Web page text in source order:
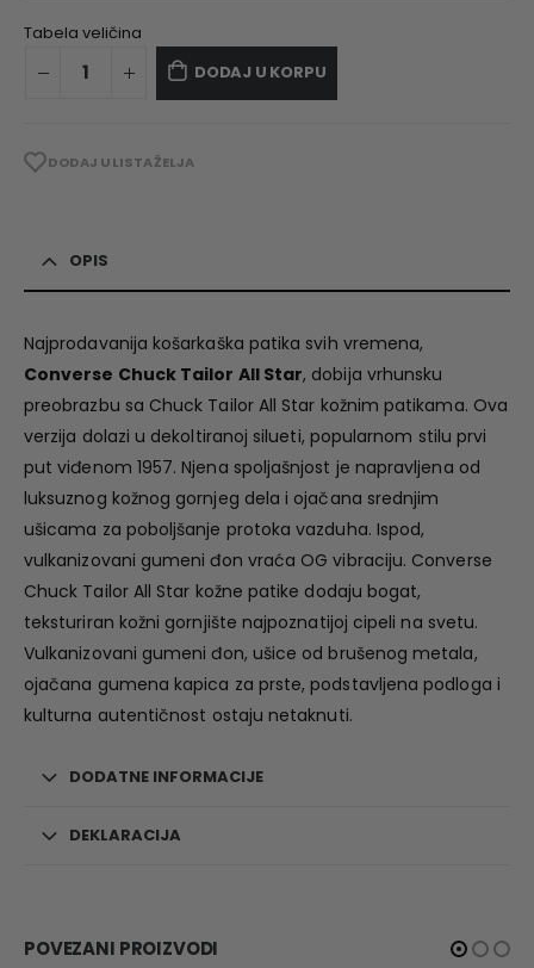
Tabela veličina
DODAJ U KORPU
DODAJ U LISTA ŽELJA
OPIS
Najprodavanija košarkaška patika svih vremena,
Converse Chuck Tailor All Star, dobija vrhunsku
preobrazbu sa Chuck Tailor All Star kožnim patikama. Ova
verzija dolazi u dekoltiranoj silueti, popularnom stilu prvi
put viđenom 1957. Njena spoljašnjost je napravljena od
luksuznog kožnog gornjeg dela i ojačana srednjim
ušicama za poboljšanje protoka vazduha. Ispod,
vulkanizovani gumeni đon vraća OG vibraciju. Converse
Chuck Tailor All Star kožne patike dodaju bogat,
teksturiran kožni gornjište najpoznatijoj cipeli na svetu.
Vulkanizovani gumeni đon, ušice od brušenog metala,
ojačana gumena kapica za prste, podstavljena podloga i
kulturna autentičnost ostaju netaknuti.
DODATNE INFORMACIJE
DEKLARACIJA
POVEZANI PROIZVODI